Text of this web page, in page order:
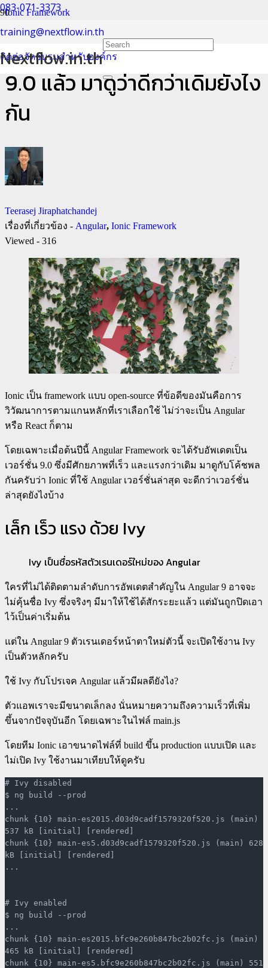
083-071-3373
training@nextflow.in.th
ติดต่อจัดอบรมสำหรับองค์กร
Nextflow.in.th
Ionic Framework
Ionic พร้อมสำหรับ Angular
9.0 แล้ว มาดูว่าดีกว่าเดิมยังไง
กัน
Teerasej Jiraphatchandej
เรื่องที่เกี่ยวข้อง - Angular, Ionic Framework
Viewed - 316
Ionic เป็น framework แบบ open-source ที่ข้อดีของมันคือการ
วิวัฒนาการตามแกนหลักที่เราเลือกใช้ ไม่ว่าจะเป็น Angular
หรือ React ก็ตาม
โดยเฉพาะเมื่อต้นปีนี้ Angular Framework จะได้รับอัพเดตเป็น
เวอร์ชั่น 9.0 ซึ่งมีศักยภาพที่เร็ว และแรงกว่าเดิม มาดูกับโค้ชพล
กันครับว่า Ionic ที่ใช้ Angular เวอร์ชั่นล่าสุด จะดีกว่าเวอร์ชั่น
ล่าสุดยังไงบ้าง
เล็ก เร็ว แรง ด้วย Ivy
Ivy เป็นชื่อรหัสตัวเรนเดอร์ใหม่ของ Angular
ใครที่ไม่ได้ติดตามลำดับการอัพเดตสำคัญใน Angular 9 อาจจะ
ไม่คุ้นชื่อ Ivy ซึ่งจริงๆ มีมาให้ใช้ได้สักระยะแล้ว แต่มันถูกปิดเอา
ไว้เป็นค่าเริ่มต้น
แต่ใน Angular 9 ตัวเรนเดอร์หน้าตาใหม่ตัวนี้ จะเปิดใช้งาน Ivy
เป็นตัวหลักครับ
ใช้ Ivy กับโปรเจค Angular แล้วมีผลดียังไง?
ตัวแอพเราจะมีขนาดเล็กลง นั่นหมายความถึงความเร็วที่เพิ่ม
ขึ้นจากปัจจุบันอีก โดยเฉพาะในไฟล์ main.js
โดยทีม Ionic เอาขนาดไฟล์ที่ build ขึ้น production แบบเปิด และ
ไม่เปิด Ivy ใช้งานมาเทียบให้ดูครับ
# Ivy disabled
$ ng build --prod
...
chunk {10} main-es2015.d03d9cadf1579320f520.js (main)
537 kB [initial] [rendered]
chunk {10} main-es5.d03d9cadf1579320f520.js (main) 628
kB [initial] [rendered]
...
# Ivy enabled
$ ng build --prod
...
chunk {10} main-es2015.bfc9e260b847bc2b02fc.js (main)
465 kB [initial] [rendered]
chunk {10} main-es5.bfc9e260b847bc2b02fc.js (main) 551